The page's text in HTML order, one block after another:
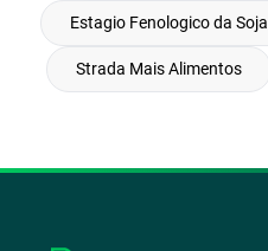
Estagio Fenologico da Soja
Strada Mais Alimentos